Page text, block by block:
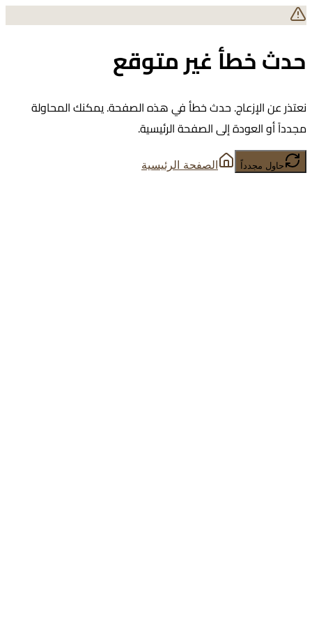
حدث خطأ غير متوقع
نعتذر عن الإزعاج. حدث خطأ في هذه الصفحة. يمكنك المحاولة
مجدداً أو العودة إلى الصفحة الرئيسية.
حاول مجدداً الصفحة الرئيسية